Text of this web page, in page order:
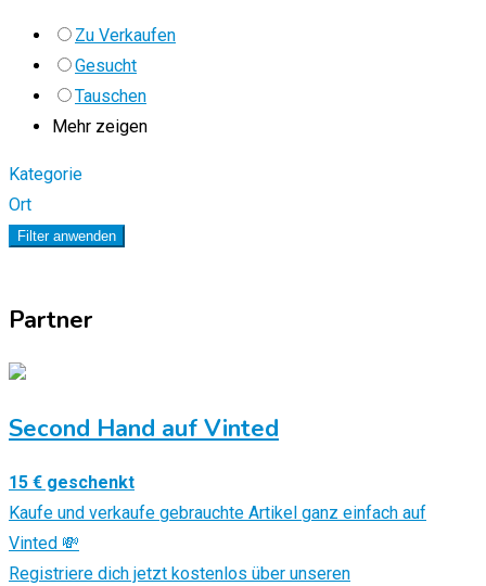
Zu Verkaufen
Gesucht
Tauschen
Mehr zeigen
Kategorie
Ort
Filter anwenden
Partner
Second Hand auf Vinted
15 € geschenkt
Kaufe und verkaufe gebrauchte Artikel ganz einfach auf
Vinted 💸
Registriere dich jetzt kostenlos über unseren